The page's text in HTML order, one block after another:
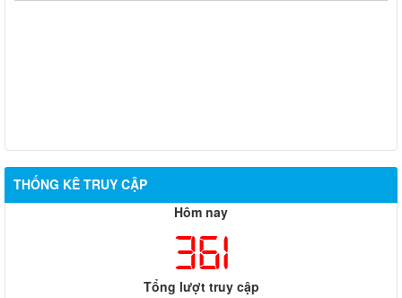
THỐNG KÊ TRUY CẬP
Hôm nay
361
Tổng lượt truy cập